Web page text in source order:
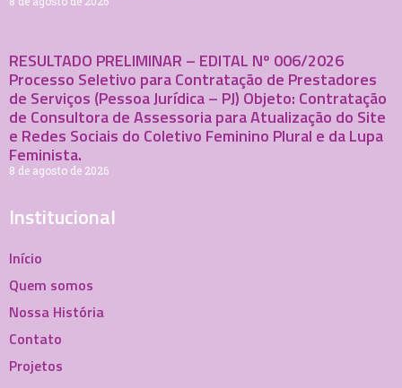
RESULTADO PRELIMINAR – EDITAL Nº 006/2026
Processo Seletivo para Contratação de Prestadores
de Serviços (Pessoa Jurídica – PJ) Objeto: Contratação
de Consultora de Assessoria para Atualização do Site
e Redes Sociais do Coletivo Feminino Plural e da Lupa
Feminista.
8 de agosto de 2026
Institucional
Início
Quem somos
Nossa História
Contato
Projetos